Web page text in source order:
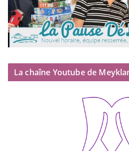
La chaîne Youtube de